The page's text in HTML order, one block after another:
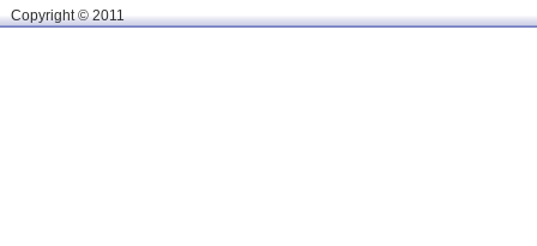
Сopyright © 2011